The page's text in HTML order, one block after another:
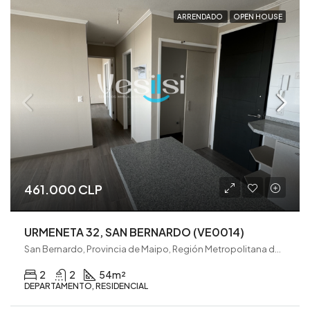
ARRENDADO OPEN HOUSE
461.000 CLP
URMENETA 32, SAN BERNARDO (VE0014)
2 2 54m²
DEPARTAMENTO, RESIDENCIAL